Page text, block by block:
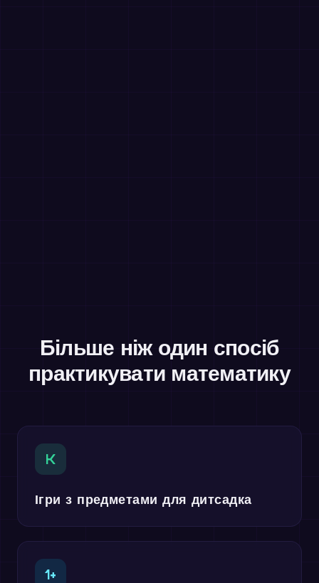
Більше ніж один спосіб
практикувати математику
K
Ігри з предметами для дитсадка
1+